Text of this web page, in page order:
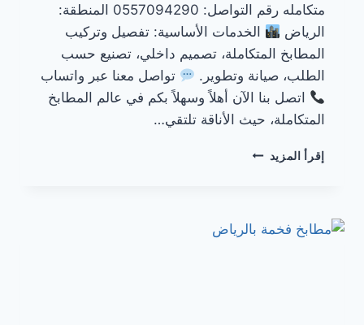
متكامله رقم التواصل: 0557094290 المنطقة:
الرياض
الخدمات الأساسية: تفصيل وتركيب
المطابخ المتكاملة، تصميم داخلي، تصنيع حسب
الطلب، صيانة وتطوير.
تواصل معنا عبر واتساب
اتصل بنا الآن أهلاً وسهلاً بكم في عالم المطابخ
المتكاملة، حيث الأناقة تلتقي…
إقرأ المزيد مطابخ